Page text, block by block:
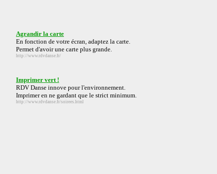
Agrandir la carte
En fonction de votre écran, adaptez la carte.
Permet d'avoir une carte plus grande.
http://www.rdvdanse.fr/
Imprimer vert !
RDV Danse innove pour l'environnement.
Imprimer en ne gardant que le strict minimum.
http://www.rdvdanse.fr/soirees.html